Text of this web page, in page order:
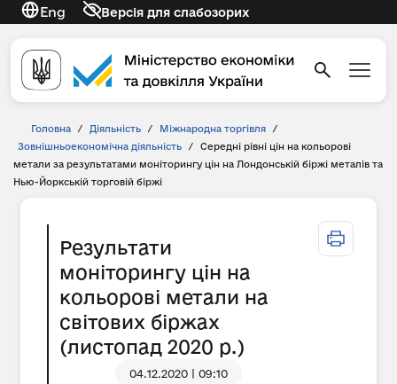
Eng Версія для слабозорих
Головна / Діяльність / Міжнародна торгівля
/
Зовнішньоекономічна діяльність
/
Середні рівні цін на кольорові
метали за результатами моніторингу цін на Лондонській біржі металів та
Нью-Йоркській торговій біржі
Результати
моніторингу цін на
кольорові метали на
світових біржах
(листопад 2020 р.)
04.12.2020 | 09:10